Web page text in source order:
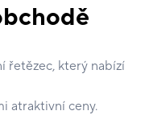
řetězec, který nabízí
atraktivní ceny.